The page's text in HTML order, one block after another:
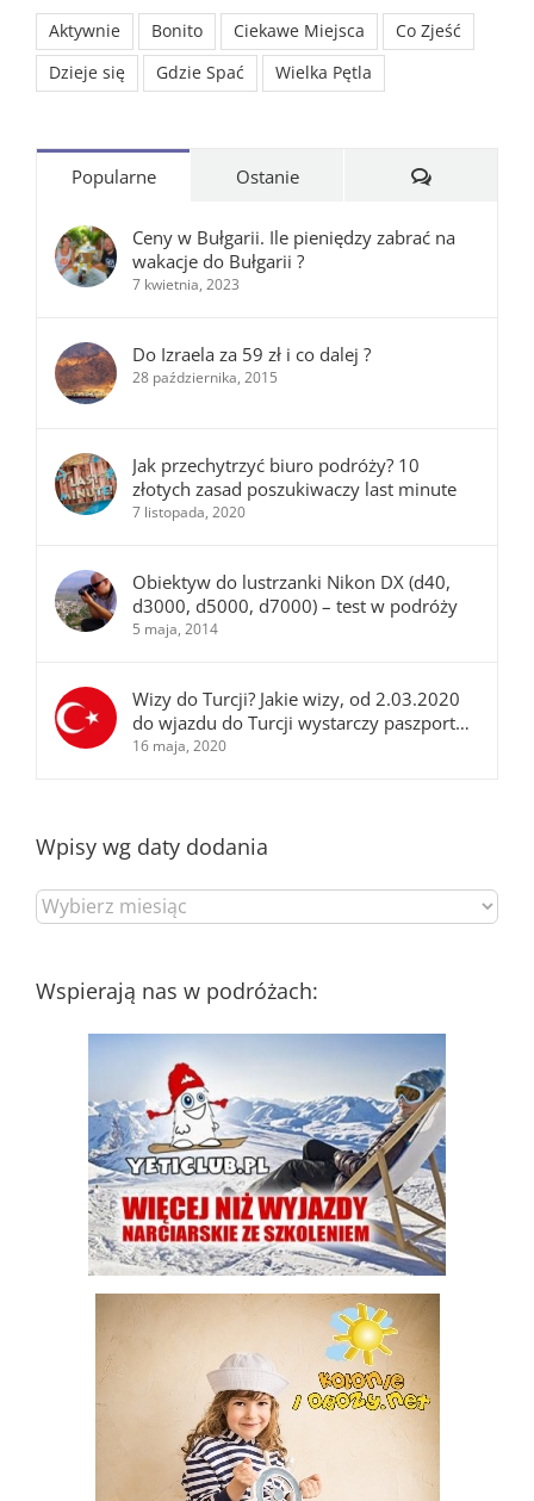
Aktywnie Bonito Ciekawe Miejsca
Co Zjeść
Dzieje się
Gdzie Spać Wielka Pętla
Popularne Ostanie Komentarze
Ceny w Bułgarii. Ile pieniędzy zabrać na
wakacje do Bułgarii ?
7 kwietnia, 2023
Do Izraela za 59 zł i co dalej ?
28 października, 2015
Jak przechytrzyć biuro podróży? 10
złotych zasad poszukiwaczy last minute
7 listopada, 2020
Obiektyw do lustrzanki Nikon DX (d40,
d3000, d5000, d7000) – test w podróży
5 maja, 2014
Wizy do Turcji? Jakie wizy, od 2.03.2020
do wjazdu do Turcji wystarczy paszport…
16 maja, 2020
Wpisy wg daty dodania
Wpisy
wg
Wspierają nas w podróżach: